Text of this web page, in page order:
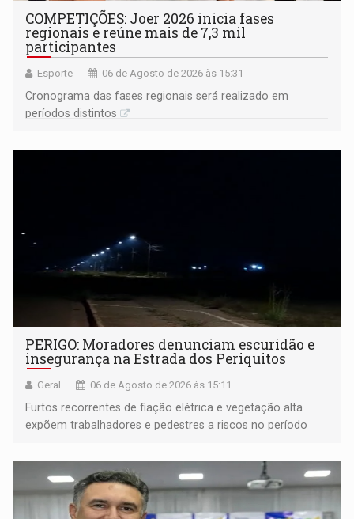
COMPETIÇÕES: Joer 2026 inicia fases
regionais e reúne mais de 7,3 mil
participantes
Esporte 06 de Agosto de 2026 às 15:31
Cronograma das fases regionais será realizado em
períodos distintos
PERIGO: Moradores denunciam escuridão e
insegurança na Estrada dos Periquitos
Geral 06 de Agosto de 2026 às 15:11
Furtos recorrentes de fiação elétrica e vegetação alta
expõem trabalhadores e pedestres a riscos no período